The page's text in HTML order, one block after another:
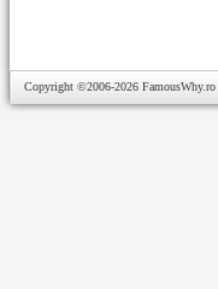
Copyright ©2006-2026 FamousWhy.ro